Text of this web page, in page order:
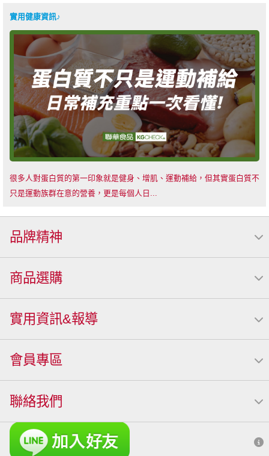
實用健康資訊♪
很多人對蛋白質的第一印象就是健身、增肌、運動補給，但其實蛋白質不
只是運動族群在意的營養，更是每個人日...
品牌精神
商品選購
實用資訊&報導
會員專區
聯絡我們